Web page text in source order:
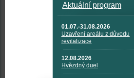
Aktuální program
01.07.-31.08.2026
Uzavření areálu z důvodu
revitalizace
12.08.2026
Hvězdný duel